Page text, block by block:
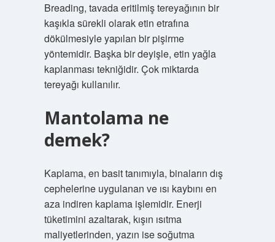
Breading, tavada eritilmiş tereyağının bir
kaşıkla sürekli olarak etin etrafına
dökülmesiyle yapılan bir pişirme
yöntemidir. Başka bir deyişle, etin yağla
kaplanması tekniğidir. Çok miktarda
tereyağı kullanılır.
Mantolama ne
demek?
Kaplama, en basit tanımıyla, binaların dış
cephelerine uygulanan ve ısı kaybını en
aza indiren kaplama işlemidir. Enerji
tüketimini azaltarak, kışın ısıtma
maliyetlerinden, yazın ise soğutma